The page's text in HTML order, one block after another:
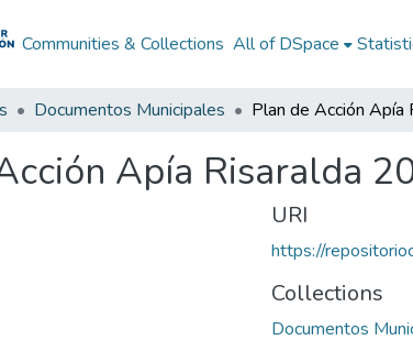
Communities & Collections All of DSpace
Documentos Municipales
Apía Risaralda
URI
https://
Collections
Documentos